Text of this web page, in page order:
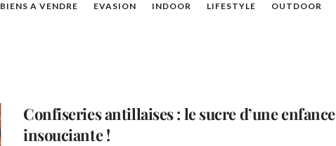
BIENS A VENDRE EVASION INDOOR LIFESTYLE OUTDOOR
Confiseries antillaises : le sucre d’une enfance
insouciante !